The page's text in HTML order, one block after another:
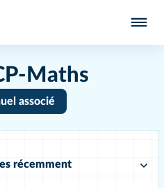
Maths
associé
récemment